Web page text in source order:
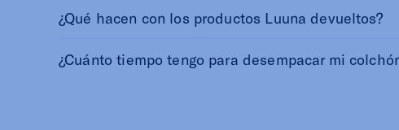
¿Qué hacen con los productos Luuna devueltos?
¿Cuánto tiempo tengo para desempacar mi